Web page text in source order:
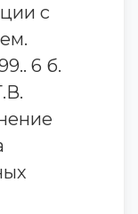
с
6 б.